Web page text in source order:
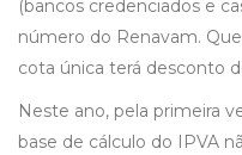
(bancos credenciados e
número do Renavam.
cota única terá desconto
Neste ano, pela primeira
base de cálculo do IPVA